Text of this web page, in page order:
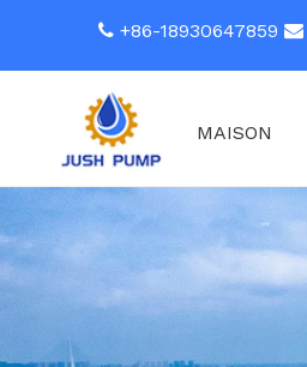
 +86-18930647859 
MAISON